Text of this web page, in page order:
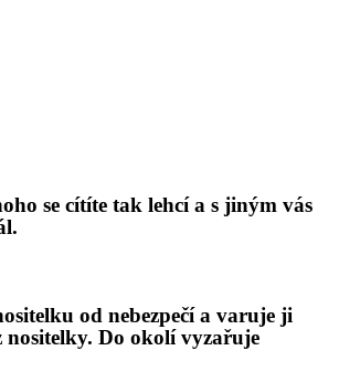
se cítíte tak lehcí a s jiným vás
l.
od nebezpečí a varuje ji
Do okolí vyzařuje